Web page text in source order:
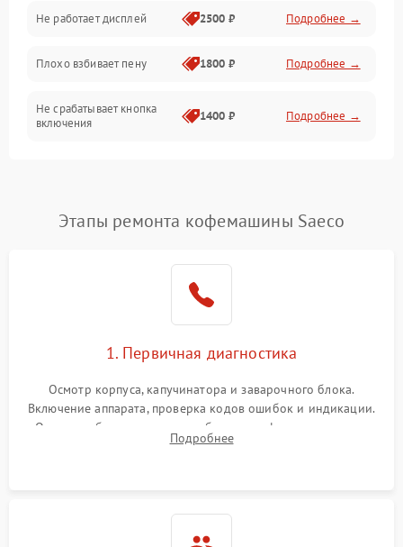
Не работает дисплей 2500 ₽ Подробнее →
Плохо взбивает пену 1800 ₽ Подробнее →
Не срабатывает кнопка
включения
1400 ₽ Подробнее →
Постоянные сбои в работе 1500 ₽ Подробнее →
Этапы ремонта кофемашины Saeco
1. Первичная диагностика
Осмотр корпуса, капучинатора и заварочного блока.
Включение аппарата, проверка кодов ошибок и индикации.
Оценка работы помпы, термоблока и кофемолки на слух.
Измерение температуры и давления воды для выявления
Подробнее